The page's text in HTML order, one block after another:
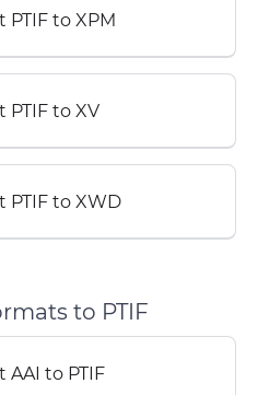
PTIF to XPM
PTIF to XV
PTIF to XWD
to PTIF
AAI to PTIF